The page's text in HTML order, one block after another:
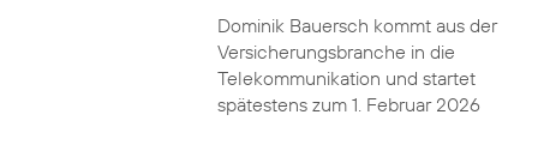
Dominik Bauersch kommt aus der
Versicherungsbranche in die
Telekommunikation und startet
spätestens zum 1. Februar 2026